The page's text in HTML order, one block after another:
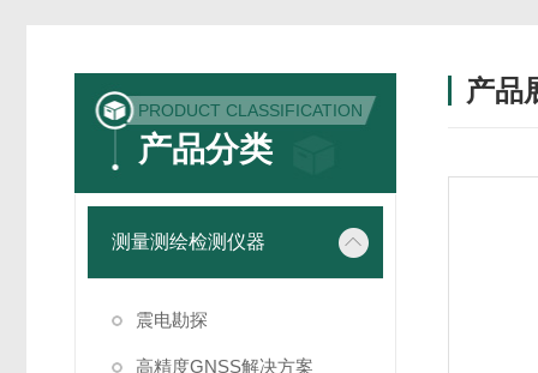
PRODUCT CLASSIFICATION
产品分类
测量测绘检测仪器
震电勘探
高精度GNSS解决方案
产品